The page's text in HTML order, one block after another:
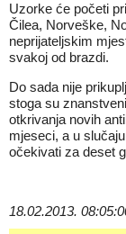
Uzorke će početi
Čilea, Norveške,
neprijateljskim
svakoj od brazdi.
Do sada nije
stoga su
otkrivanja novih
mjeseci, a u
očekivati za deset
18.02.2013.